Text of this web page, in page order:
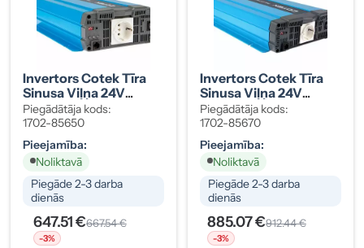
Invertors Cotek Tīra
Sinusa Viļņa 24V
1000W
Piegādātāja kods:
1702-85650
Pieejamība:
Noliktavā
Piegāde 2-3 darba
dienās
647.51 €667.54 €
-3%
Invertors Cotek Tīra
Sinusa Viļņa 24V
1500W
Piegādātāja kods:
1702-85670
Pieejamība:
Noliktavā
Piegāde 2-3 darba
dienās
885.07 €912.44 €
-3%